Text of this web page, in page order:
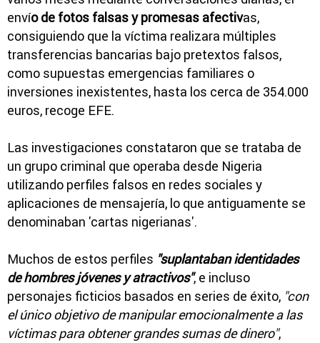
envío de fotos falsas y promesas afectivas,
consiguiendo que la víctima realizara múltiples
transferencias bancarias bajo pretextos falsos,
como supuestas emergencias familiares o
inversiones inexistentes, hasta los cerca de 354.000
euros, recoge EFE.
Las investigaciones constataron que se trataba de
un grupo criminal que operaba desde Nigeria
utilizando perfiles falsos en redes sociales y
aplicaciones de mensajería, lo que antiguamente se
denominaban 'cartas nigerianas'.
Muchos de estos perfiles "suplantaban identidades
de hombres jóvenes y atractivos", e incluso
personajes ficticios basados en series de éxito, "con
el único objetivo de manipular emocionalmente a las
víctimas para obtener grandes sumas de dinero",